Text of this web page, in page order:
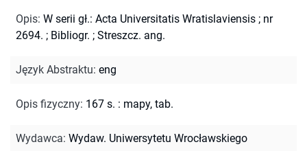
Opis: W serii gł.: Acta Universitatis Wratislaviensis ; nr
2694. ; Bibliogr. ; Streszcz. ang.
Język Abstraktu: eng
Opis fizyczny: 167 s. : mapy, tab.
Wydawca: Wydaw. Uniwersytetu Wrocławskiego